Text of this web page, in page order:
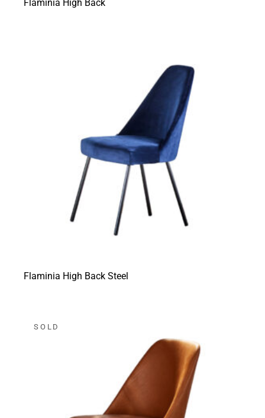
Flaminia High Back
Flaminia High Back Steel
SOLD